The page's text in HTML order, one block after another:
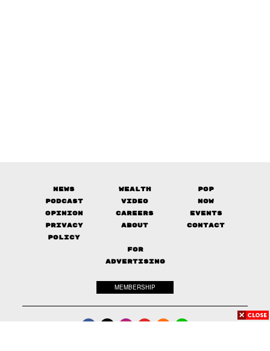
News Wealth
Pop
Podcast
Video
Now
Opinion
Careers
Events
Privacy
Policy
About Contact
FOR
ADVERTISING
MEMBERSHIP